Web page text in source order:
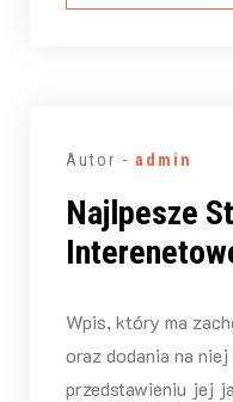
Autor - admin
Najlpesze
Wpis, który ma
oraz dodania na
przedstawieniu jej